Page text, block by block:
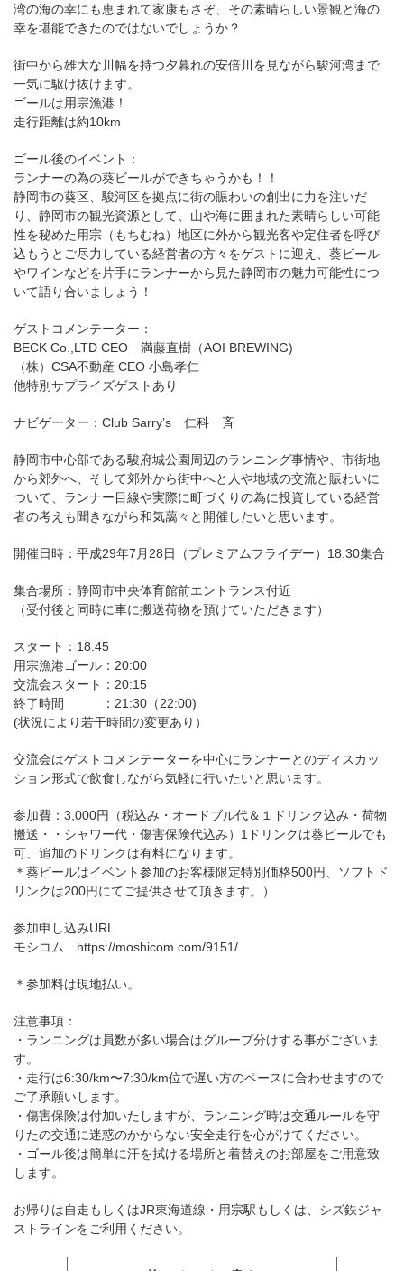
湾の海の幸にも恵まれて家康もさぞ、その素晴らしい景観と海の
幸を堪能できたのではないでしょうか？
街中から雄大な川幅を持つ夕暮れの安倍川を見ながら駿河湾まで
一気に駆け抜けます。
ゴールは用宗漁港！
走行距離は約10km
ゴール後のイベント：
ランナーの為の葵ビールができちゃうかも！！
静岡市の葵区、駿河区を拠点に街の賑わいの創出に力を注いだ
り、静岡市の観光資源として、山や海に囲まれた素晴らしい可能
性を秘めた用宗（もちむね）地区に外から観光客や定住者を呼び
込もうとご尽力している経営者の方々をゲストに迎え、葵ビール
やワインなどを片手にランナーから見た静岡市の魅力可能性につ
いて語り合いましょう！
ゲストコメンテーター：
BECK Co.,LTD CEO 満藤直樹（AOI BREWING)
（株）CSA不動産 CEO 小島孝仁
他特別サプライズゲストあり
ナビゲーター：Club Sarry’s 仁科 斉
静岡市中心部である駿府城公園周辺のランニング事情や、市街地
から郊外へ、そして郊外から街中へと人や地域の交流と賑わいに
ついて、ランナー目線や実際に町づくりの為に投資している経営
者の考えも聞きながら和気藹々と開催したいと思います。
開催日時：平成29年7月28日（プレミアムフライデー）18:30集合
集合場所：静岡市中央体育館前エントランス付近
（受付後と同時に車に搬送荷物を預けていただきます）
スタート：18:45
用宗漁港ゴール：20:00
交流会スタート：20:15
終了時間 ：21:30（22:00)
(状況により若干時間の変更あり）
交流会はゲストコメンテーターを中心にランナーとのディスカッ
ション形式で飲食しながら気軽に行いたいと思います。
参加費：3,000円（税込み・オードブル代＆１ドリンク込み・荷物
搬送・・シャワー代・傷害保険代込み）1ドリンクは葵ビールでも
可、追加のドリンクは有料になります。
＊葵ビールはイベント参加のお客様限定特別価格500円、ソフトド
リンクは200円にてご提供させて頂きます。）
参加申し込みURL
モシコム https://moshicom.com/9151/
＊参加料は現地払い。
注意事項：
・ランニングは員数が多い場合はグループ分けする事がございま
す。
・走行は6:30/km〜7:30/km位で遅い方のペースに合わせますので
ご了承願いします。
・傷害保険は付加いたしますが、ランニング時は交通ルールを守
りたの交通に迷惑のかからない安全走行を心がけてください。
・ゴール後は簡単に汗を拭ける場所と着替えのお部屋をご用意致
します。
お帰りは自走もしくはJR東海道線・用宗駅もしくは、シズ鉄ジャ
ストラインをご利用ください。